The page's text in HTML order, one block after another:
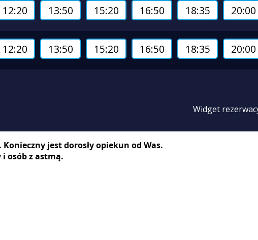
jest dorosły opiekun od Was.
osób z astmą.